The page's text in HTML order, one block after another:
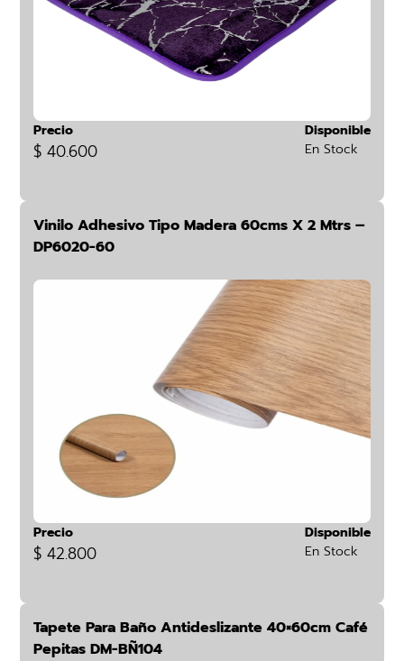
Precio
$ 40.600
Disponible
En Stock
Vinilo Adhesivo Tipo Madera 60cms X 2 Mtrs –
DP6020-60
Precio
$ 42.800
Disponible
En Stock
Tapete Para Baño Antideslizante 40×60cm Café
Pepitas DM-BÑ104